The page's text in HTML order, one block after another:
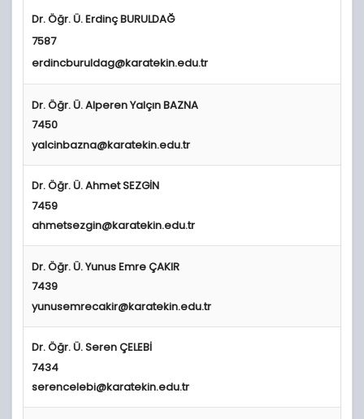
Dr. Öğr. Ü. Erdinç BURULDAĞ
7587
erdincburuldag@karatekin.edu.tr
Dr.Öğr. Ü.Alperen Yalçın BAZNA
7450
yalcinbazna@karatekin.edu.tr
Dr.Öğr. Ü.Ahmet SEZGİN
7459
ahmetsezgin@karatekin.edu.tr
Dr.Öğr. Ü.Yunus Emre ÇAKIR
7439
yunusemrecakir@karatekin.edu.tr
Dr.Öğr. Ü.Seren ÇELEBİ
7434
serencelebi@karatekin.edu.tr